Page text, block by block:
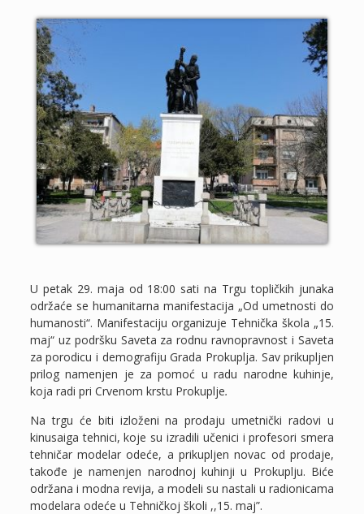
U petak 29. maja od 18:00 sati na Trgu topličkih junaka
održaće se humanitarna manifestacija „Od umetnosti do
humanosti“. Manifestaciju organizuje Tehnička škola „15.
maj“ uz podršku Saveta za rodnu ravnopravnost i Saveta
za porodicu i demografiju Grada Prokuplja. Sav prikupljen
prilog namenjen je za pomoć u radu narodne kuhinje,
koja radi pri Crvenom krstu Prokuplje.
Na trgu će biti izloženi na prodaju umetnički radovi u
kinusaiga tehnici, koje su izradili učenici i profesori smera
tehničar modelar odeće, a prikupljen novac od prodaje,
takođe je namenjen narodnoj kuhinji u Prokuplju. Biće
održana i modna revija, a modeli su nastali u radionicama
modelara odeće u Tehničkoj školi ,,15. maj”.